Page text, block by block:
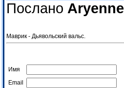
Послано Aryenne
Маврик - Дьявольский вальс.
Имя
Email